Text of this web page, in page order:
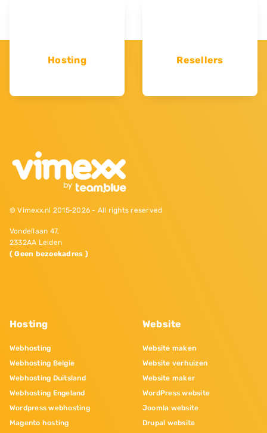
Hosting Resellers
© Vimexx.nl 2015‐2026 - All rights reserved
Vondellaan 47,
2332AA Leiden
( Geen bezoekadres )
Hosting
Webhosting
Webhosting Belgie
Webhosting Duitsland
Webhosting Engeland
Wordpress webhosting
Magento hosting
Website
Website maken
Website verhuizen
Website maker
WordPress website
Joomla website
Drupal website